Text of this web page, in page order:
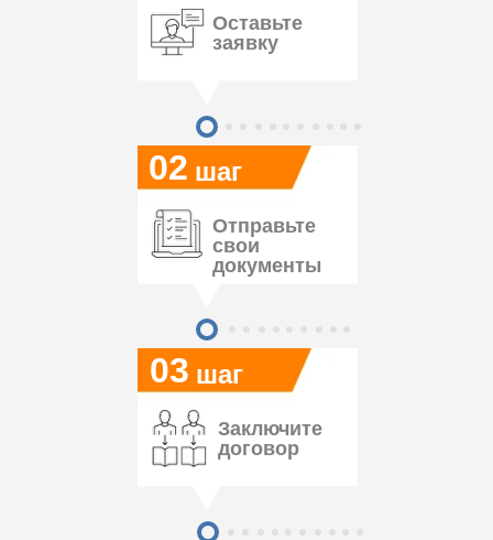
03
02
Оставьте
заявку
шаг
шаг
Отправьте
свои
документы
Заключите
договор